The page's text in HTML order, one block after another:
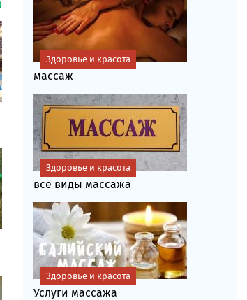
массаж
Здоровье и красота
все виды массажа
Здоровье и красота
Услуги массажа
Здоровье и красота